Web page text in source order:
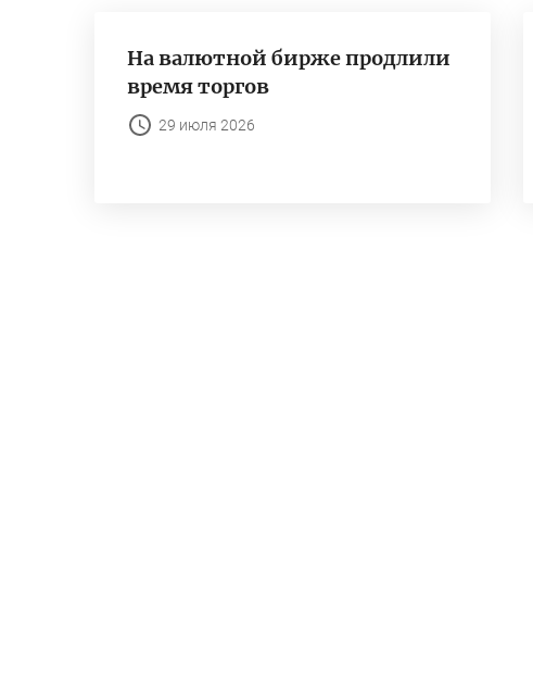
На валютной бирже продлили
время торгов
29 июля 2026